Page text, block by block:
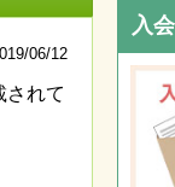
06/12
れて
入